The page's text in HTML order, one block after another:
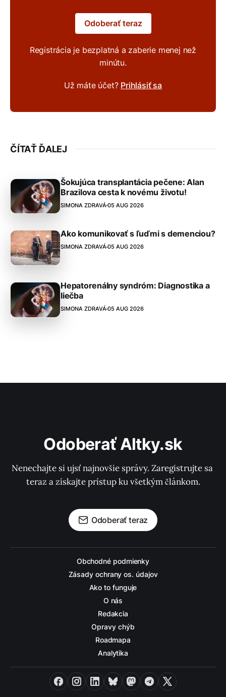
Odoberať teraz
Registrácia je bezplatná a zaberie menej než
minútu.
Už máte účet? Prihlásiť sa
ČÍTAŤ ĎALEJ
Šokujúca transplantácia pečene: Alan
Brazilova cesta k novému životu!
SIMONA ZDRAVÁ05 AUG 2026
Ako komunikovať s ľuďmi s demenciou?
SIMONA ZDRAVÁ05 AUG 2026
Hepatorenálny syndróm: Diagnostika a
liečba
SIMONA ZDRAVÁ05 AUG 2026
Odoberať Altky.sk
Nenechajte si ujsť najnovšie správy. Zaregistrujte sa
teraz a získajte prístup ku všetkým článkom.
Odoberať teraz
Obchodné podmienky
Zásady ochrany os. údajov
Ako to funguje
O nás
Redakcia
Opravy chýb
Roadmapa
Analytika
FacebookInstagramLinkedInBlueskyMastodon
Telegram
X